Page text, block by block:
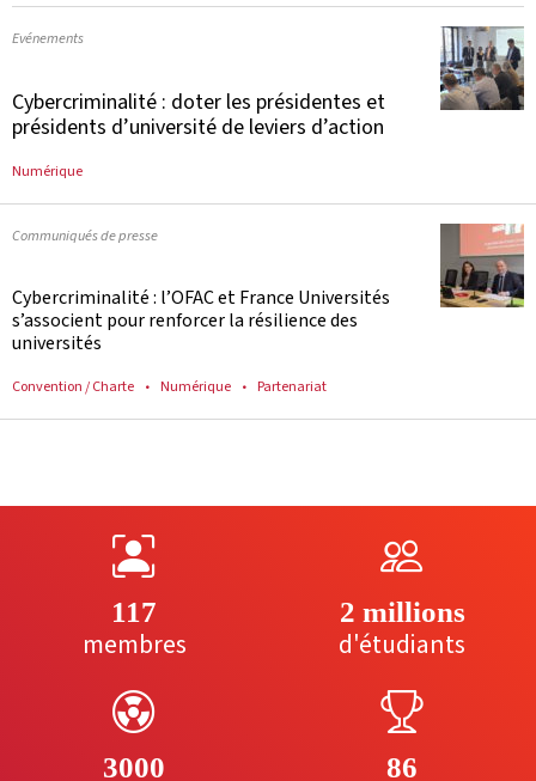
Evénements
Cybercriminalité : doter les présidentes et
présidents d’université de leviers d’action
Numérique
Communiqués de presse
Cybercriminalité : l’OFAC et France Universités
s’associent pour renforcer la résilience des
universités
Convention / Charte Numérique Partenariat
117
membres
2 millions
d'étudiants
3000 86